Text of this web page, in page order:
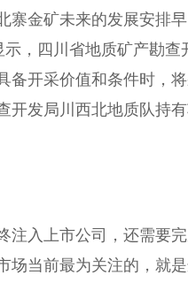
寨金矿未来的发展安排
示，四川省地质矿产勘
备开采价值和条件时，
开发局川西北地质队持
注入上市公司，还需要
当前最为关注的，就